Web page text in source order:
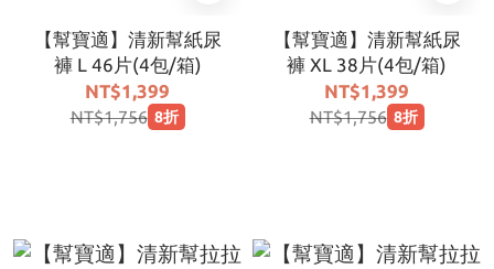
【幫寶適】清新幫紙尿
褲 L 46片(4包/箱)
NT$1,399
NT$1,756 8折
【幫寶適】清新幫紙尿
褲 XL 38片(4包/箱)
NT$1,399
NT$1,756 8折